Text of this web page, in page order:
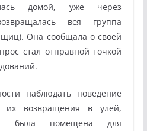
домой, уже через
вся группа
Она сообщала о своей
стал отправной точкой
наблюдать поведение
их возвращения в улей,
была помещена для